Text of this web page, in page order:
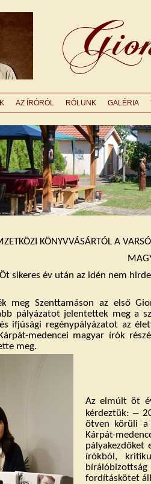
AZ ÍRÓRÓL RÓLUNK GALÉRIA
KÖNYVVÁSÁRTÓL A
Öt sikeres év után az idén nem
meg Szenttamáson az első
pályázatot jelentettek meg a
ifjúsági regénypályázatot az
medencei magyar írók
meg.
Az elmúlt öt
kérdeztük:‒
ötven körü li a
Kárpát-
pályakezdőket
írókból,
fordításkötet